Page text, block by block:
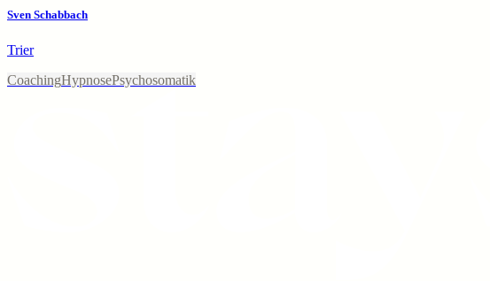
Sven Schabbach
Trier
CoachingHypnosePsychosomatik